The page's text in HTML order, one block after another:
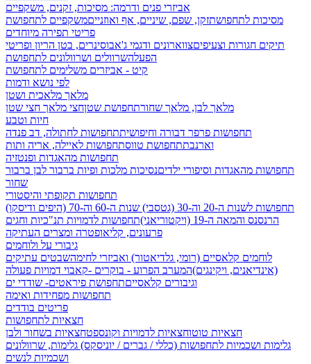
אביזרי פנים ודרמה: מסיכות, זקנים, משקפיים
מסיכות לתחפושתזקן, שפם, שיניים, אף ואוזנייםמשקפיים לתחפושת
פריטי תפירה מיוחדים
תיקים חגורות וצעיפיםצווארונים ודגמי ג'אבוסינרים, בטן הריון ופריטי
הפעלהשרוולים ושרוולונים לתחפושת
קיט - אביזרים משלימים לתחפושת
לפי נושא ודמות
מלאך מלאכית ושטן
מלאך לבן, מלאך שחורתחפושת שטןחצי מלאך חצי שטן
חיות וטבע
תחפושות פרפר דבורה וחיפושיתתחפושות לחתולה, דב פנדה
וארנבתתחפושת טווסתחפושות לאיילה, אריה ותות
תחפושות מהאגדות ופנטזיה
תחפושות מהאגדות וסיפורי ילדיםנסיכות מלכות ופיות ברבור לבן ברבור
שחור
תחפושות תקופתי והיסטורי
תחפושות לשנות ה-20 וה-30 (גטסבי)
שנות ה-60 וה-70 (היפים ודיסקו)
הרנסנס והמאה ה-19 (ויקטוריאני)
תחפושות לדמויות תנ"כיות וחגים
פרעונים, קליאופטרה ומצרים העתיקה
גיבורי על ולוחמים
לוחמים קלאסיים (רומי, גלדיאטור) ואביזרי לחימהשבטים עתיקים
(אינדיאנים, ויקינגים)המערב הפרוע - בוקרים -קאבוי דמויות פעולה
וגיבורים קלאסייםתחפושת פיראטים- שודדי ים
תחפושות מפחידות ואימה
פריטים בודדים
חצאיות לתחפושות
חצאיות טוטוחצאיות לדמויות וקונספטחצאיות בשחור ולבן
גלימות ושכמיות לתחפושות (כללי / גברים / יוניסקס) גלימות, שרוולונים
ושכמיות לנשים